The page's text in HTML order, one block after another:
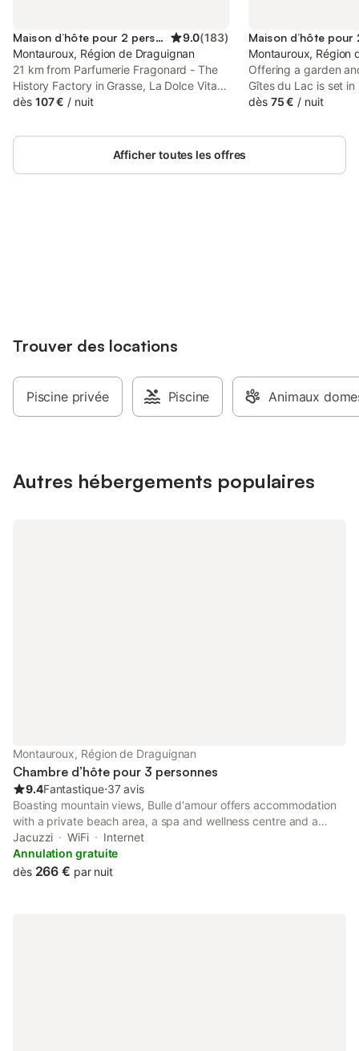
Maison d’hôte pour 2 personnes 9.0(183)
Montauroux, Région de Draguignan
21 km from Parfumerie Fragonard - The
History Factory in Grasse, La Dolce Vita
Montauroux is a recently renovated
provides air-conditioned rooms with free
WiFi and private parking.
dès 107 € / nuit
Montauroux, Région
Offering a garden
Gîtes du Lac is set
from Parfumerie
International de la
dès 75 € / nuit
Afficher toutes les offres
Trouver des locations
Piscine privée Piscine Animaux
Autres hébergements populaires
Montauroux, Région de Draguignan
Chambre d’hôte pour 3 personnes
9.4Fantastique⋅37 avis
Boasting mountain views, Bulle d'amour offers accommodation
with a private beach area, a spa and wellness centre and a
garden, around 21 km from Parfumerie Fragonard - The History
Factory in Grasse.
Jacuzzi WiFi
Internet
Annulation gratuite
dès 266 € par nuit